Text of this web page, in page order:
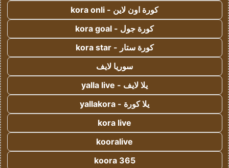
كورة اون لاين - kora onli
كورة جول - kora goal
كورة ستار - kora star
سوريا لايف
يلا لايف - yalla live
يلا كورة - yallakora
kora live
kooralive
koora 365